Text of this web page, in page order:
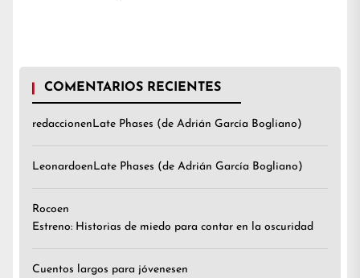
COMENTARIOS RECIENTES
redaccionenLate Phases (de Adrián García Bogliano)
LeonardoenLate Phases (de Adrián García Bogliano)
Rocoen
Estreno: Historias de miedo para contar en la oscuridad
Cuentos largos para jóvenesen